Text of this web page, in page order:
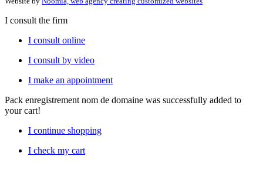
I consult the firm
I consult online
I consult by video
I make an appointment
Pack enregistrement nom de domaine was successfully added to
your cart!
I continue shopping
I check my cart